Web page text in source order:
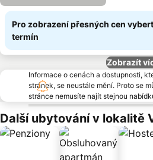
Pro zobrazení přesných cen
termín
Zobrazít
Informace o cenách a dostupnosti,
stránek, se neustále mění. Proto se
stránce nemusíte najít stejnou
Další ubytování v lokalitě